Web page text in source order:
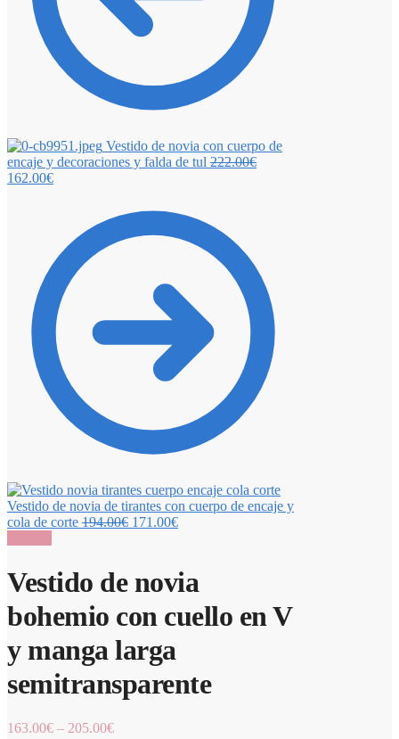
Vestido de novia con cuerpo de
encaje y decoraciones y falda de tul 222.00€
162.00€
Vestido de novia de tirantes con cuerpo de encaje y
cola de corte 194.00€ 171.00€
Vestido de novia
bohemio con cuello en V
y manga larga
semitransparente
163.00€ – 205.00€